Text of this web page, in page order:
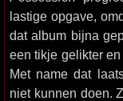
lastige opgave,
dat album bijna
een tikje gelikter
Met name dat
niet kunnen doen.